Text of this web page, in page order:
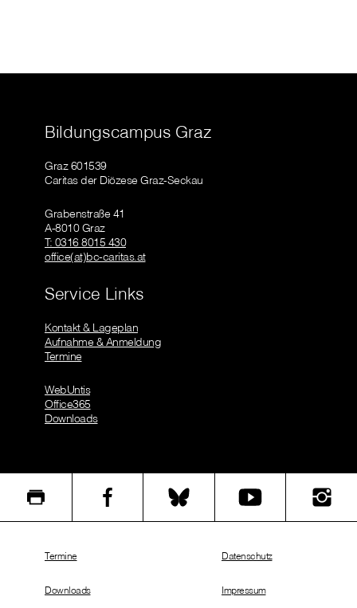
Bildungscampus Graz
Graz 601539
Caritas der Diözese Graz-Seckau
Grabenstraße 41
A-8010 Graz
T: 0316 8015 430
office(at)bc-caritas.at
Service Links
Kontakt & Lageplan
Aufnahme & Anmeldung
Termine
WebUntis
Office365
Downloads
Termine
Downloads
Datenschutz
Impressum